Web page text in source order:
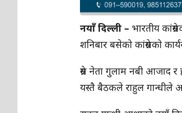
नयाँ दिल्ली – भारतीय
शनिबार बसेको कांग्रेसको
ग्रेस नेता गुलाम नबी आजाद
यस्तै बैठकले राहुल गान्धीले